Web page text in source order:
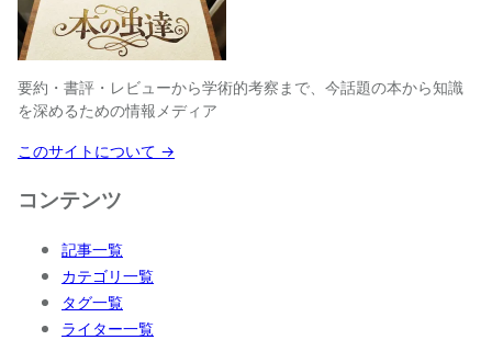
要約・書評・レビューから学術的考察まで、今話題の本から知識
を深めるための情報メディア
このサイトについて →
コンテンツ
記事一覧
カテゴリ一覧
タグ一覧
ライター一覧